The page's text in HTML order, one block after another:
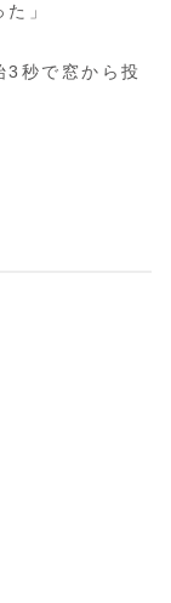
」
秒で窓から投